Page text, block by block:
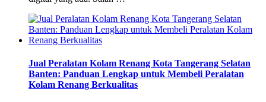
Jual Peralatan Kolam Renang Kota Tangerang Selatan
Banten: Panduan Lengkap untuk Membeli Peralatan
Kolam Renang Berkualitas